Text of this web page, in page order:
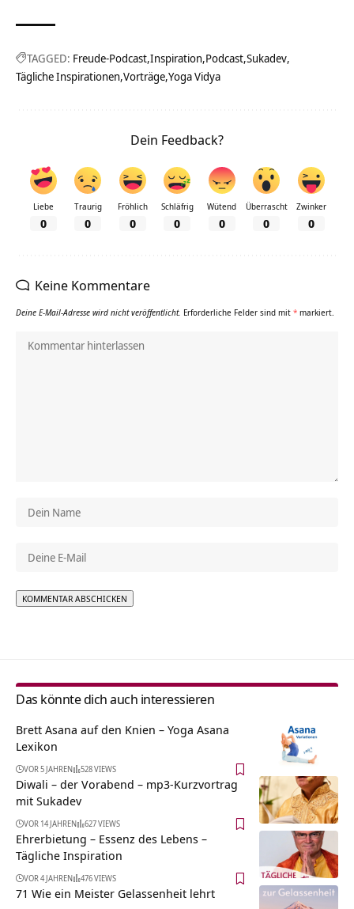
TAGGED: Freude-Podcast Inspiration Podcast Sukadev
Tägliche Inspirationen Vorträge Yoga Vidya
Dein Feedback?
Liebe
0
Traurig
0
Fröhlich
0
Schläfrig
0
Wütend
0
Überrascht
0
Zwinker
0
Keine Kommentare
Deine E-Mail-Adresse wird nicht veröffentlicht. Erforderliche Felder sind mit * markiert.
Das könnte dich auch interessieren
Brett Asana auf den Knien – Yoga Asana
Lexikon
VOR 5 JAHREN 528 VIEWS
Diwali – der Vorabend – mp3-Kurzvortrag
mit Sukadev
VOR 14 JAHREN 627 VIEWS
Ehrerbietung – Essenz des Lebens –
Tägliche Inspiration
VOR 4 JAHREN 476 VIEWS
71 Wie ein Meister Gelassenheit lehrt